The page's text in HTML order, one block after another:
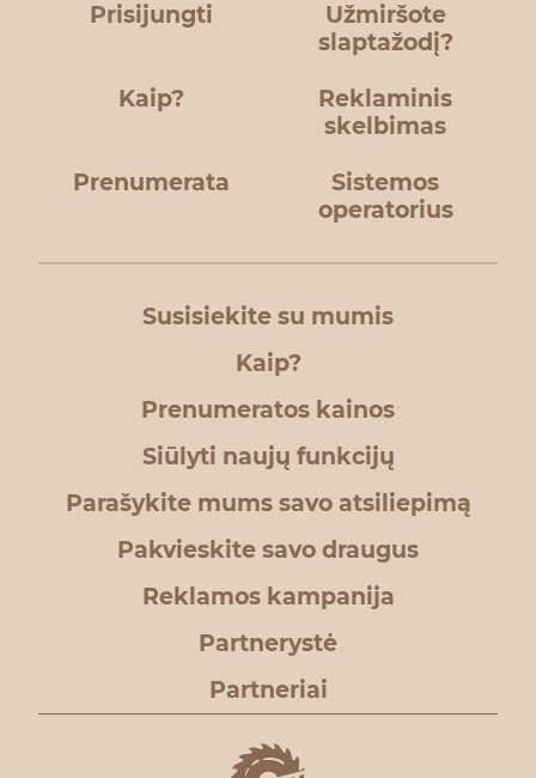
Prisijungti
Užmiršote
slaptažodį?
Kaip?
Reklaminis
skelbimas
Prenumerata
Sistemos
operatorius
Susisiekite su mumis
Kaip?
Prenumeratos kainos
Siūlyti naujų funkcijų
Parašykite mums savo atsiliepimą
Pakvieskite savo draugus
Reklamos kampanija
Partnerystė
Partneriai